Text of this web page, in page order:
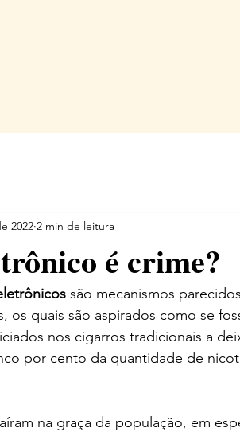
é crime?
2022 2 min de leitura
são mecanismos
os quais são aspirados como se
nos cigarros tradicionais a
por cento da quantidade de
na graça da população, em